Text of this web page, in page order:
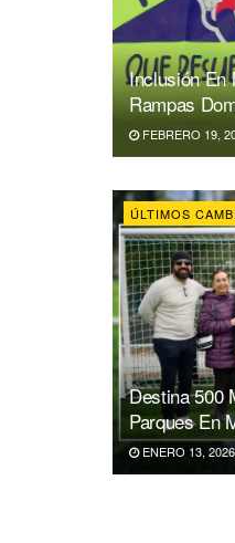
Inclusión En
Rampas
FEBRERO 19,
ÚLTIMOS
Destina 500
Parques En
ENERO 13, 2026